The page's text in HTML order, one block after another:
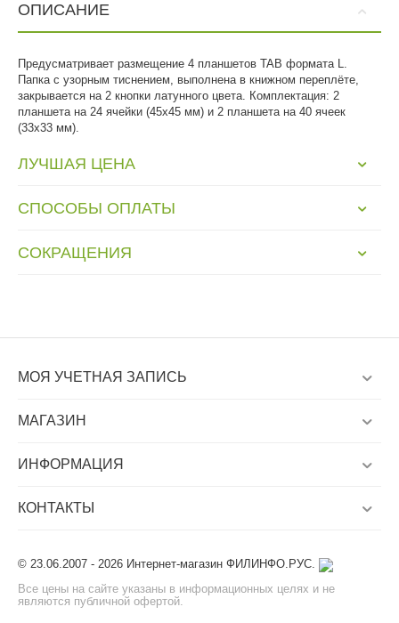
ОПИСАНИЕ
Предусматривает размещение 4 планшетов TAB формата L.
Папка с узорным тиснением, выполнена в книжном переплёте,
закрывается на 2 кнопки латунного цвета. Комплектация: 2
планшета на 24 ячейки (45х45 мм) и 2 планшета на 40 ячеек
(33х33 мм).
ЛУЧШАЯ ЦЕНА
СПОСОБЫ ОПЛАТЫ
СОКРАЩЕНИЯ
МОЯ УЧЕТНАЯ ЗАПИСЬ
МАГАЗИН
ИНФОРМАЦИЯ
КОНТАКТЫ
© 23.06.2007 - 2026 Интернет-магазин ФИЛИНФО.РУС.
Все цены на сайте указаны в информационных целях и не
являются публичной офертой.